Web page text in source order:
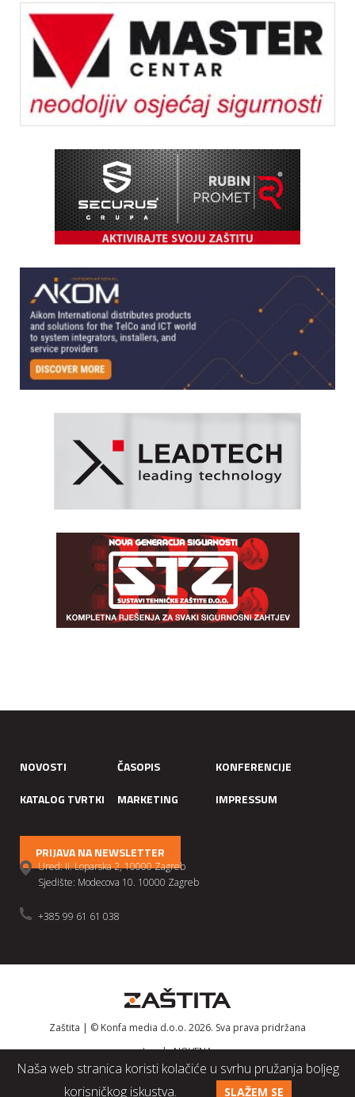
Naša web stranica koristi kolačiće u svrhu pružanja boljeg
korisničkog iskustva.
SLAŽEM SE
NOVOSTI ČASOPIS
KONFERENCIJE
KATALOG TVRTKI
MARKETING IMPRESSUM
PRIJAVA NA NEWSLETTER
Ured: II. Loparska 2, 10000 Zagreb
Sjedište: Modecova 10. 10000 Zagreb
+385 99 61 61 038
Zaštita | © Konfa media d.o.o. 2026. Sva prava pridržana
IzradaNOVENA